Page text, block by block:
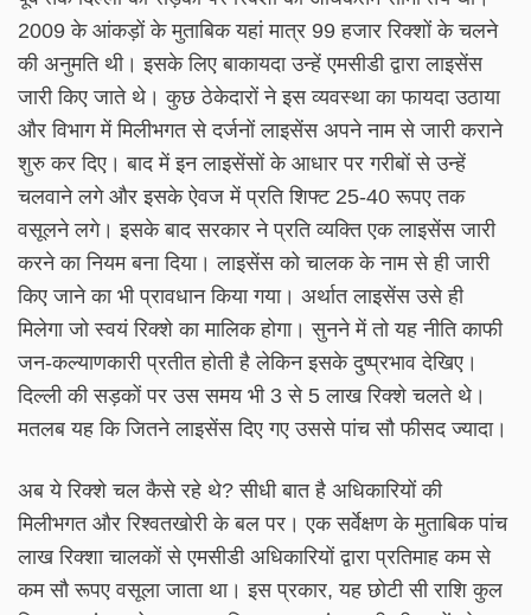
2009 के आंकड़ों के मुताबिक यहां मात्र 99 हजार रिक्शों के चलने
की अनुमति थी। इसके लिए बाकायदा उन्हें एमसीडी द्वारा लाइसेंस
जारी किए जाते थे। कुछ ठेकेदारों ने इस व्यवस्था का फायदा उठाया
और विभाग में मिलीभगत से दर्जनों लाइसेंस अपने नाम से जारी कराने
शुरु कर दिए। बाद में इन लाइसेंसों के आधार पर गरीबों से उन्हें
चलवाने लगे और इसके ऐवज में प्रति शिफ्ट 25-40 रूपए तक
वसूलने लगे। इसके बाद सरकार ने प्रति व्यक्ति एक लाइसेंस जारी
करने का नियम बना दिया। लाइसेंस को चालक के नाम से ही जारी
किए जाने का भी प्रावधान किया गया। अर्थात लाइसेंस उसे ही
मिलेगा जो स्वयं रिक्शे का मालिक होगा। सुनने में तो यह नीति काफी
जन-कल्याणकारी प्रतीत होती है लेकिन इसके दुष्प्रभाव देखिए।
दिल्ली की सड़कों पर उस समय भी 3 से 5 लाख रिक्शे चलते थे।
मतलब यह कि जितने लाइसेंस दिए गए उससे पांच सौ फीसद ज्यादा।
अब ये रिक्शे चल कैसे रहे थे? सीधी बात है अधिकारियों की
मिलीभगत और रिश्वतखोरी के बल पर। एक सर्वेक्षण के मुताबिक पांच
लाख रिक्शा चालकों से एमसीडी अधिकारियों द्वारा प्रतिमाह कम से
कम सौ रूपए वसूला जाता था। इस प्रकार, यह छोटी सी राशि कुल